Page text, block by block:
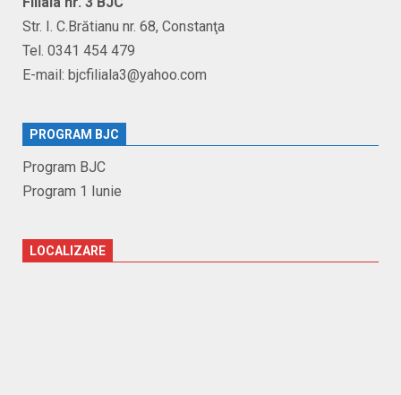
Str. I. C.Brătianu nr. 68, Constanţa
Tel. 0341 454 479
E-mail: bjcfiliala3@yahoo.com
PROGRAM BJC
Program BJC
Program 1 Iunie
LOCALIZARE